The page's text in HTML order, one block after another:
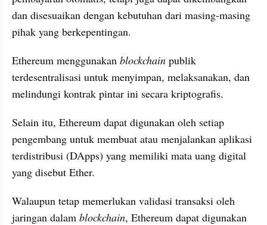
dan disesuaikan dengan kebutuhan dari masing-masing
pihak yang berkepentingan.
Ethereum menggunakan blockchain publik
terdesentralisasi untuk menyimpan, melaksanakan, dan
melindungi kontrak pintar ini secara kriptografis.
Selain itu, Ethereum dapat digunakan oleh setiap
pengembang untuk membuat atau menjalankan aplikasi
terdistribusi (DApps) yang memiliki mata uang digital
yang disebut Ether.
Walaupun tetap memerlukan validasi transaksi oleh
jaringan dalam blockchain, Ethereum dapat digunakan